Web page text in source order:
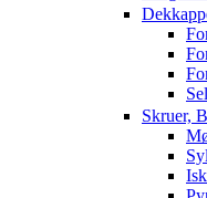
Skruer,